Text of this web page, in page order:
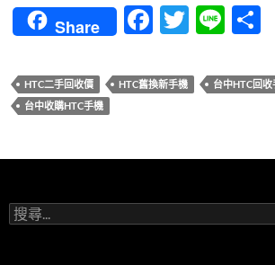
Share
F
e
b
o
T
itt
er
Li
e
HTC二手回收價 HTC舊換新手機 台中HTC回收
台中收購HTC手機
搜
尋